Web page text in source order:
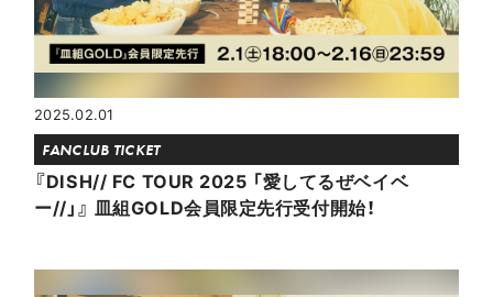
2025.02.01
FANCLUB TICKET
『DISH// FC TOUR 2025 「愛してるぜベイベ
ー//」』 皿組GOLD会員限定先行受付開始！